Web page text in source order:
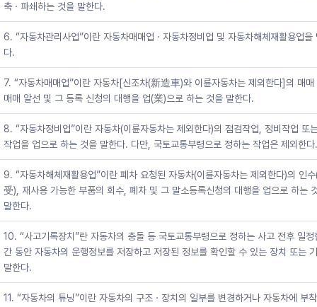
축ㆍ파쇄하는 것을 말한다.
6. “자동차관리사업”이란 자동차매매업ㆍ자동차정비업 및 자동차해체재활용업을
다.
7. “자동차매매업”이란 자동차[신조차(新造車)와 이륜자동차는 제외한다]의 매매
매매 알선 및 그 등록 신청의 대행을 업(業)으로 하는 것을 말한다.
8. “자동차정비업”이란 자동차(이륜자동차는 제외한다)의 점검작업, 정비작업 또
작업을 업으로 하는 것을 말한다. 다만, 국토교통부령으로 정하는 작업은 제외한다.
9. “자동차해체재활용업”이란 폐차 요청된 자동차(이륜자동차는 제외한다)의 인
受), 재사용 가능한 부품의 회수, 폐차 및 그 말소등록신청의 대행을 업으로 하는
말한다.
10. “사고기록장치”란 자동차의 충돌 등 국토교통부령으로 정하는 사고 전후 일정
간 동안 자동차의 운행정보를 저장하고 저장된 정보를 확인할 수 있는 장치 또는
말한다.
11. “자동차의 튜닝”이란 자동차의 구조ㆍ장치의 일부를 변경하거나 자동차에 부